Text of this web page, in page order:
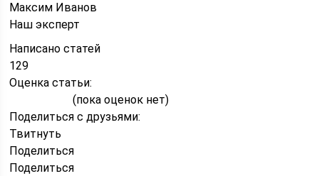
Максим Иванов
Наш эксперт
Написано статей
129
Оценка статьи:
(пока оценок нет)
Поделиться с друзьями:
Твитнуть
Поделиться
Поделиться